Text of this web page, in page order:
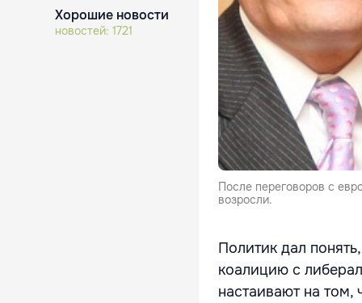
Хорошие новости
новостей: 1721
После переговоров с
возросли.
Политик дал
коалицию с
настаивают на